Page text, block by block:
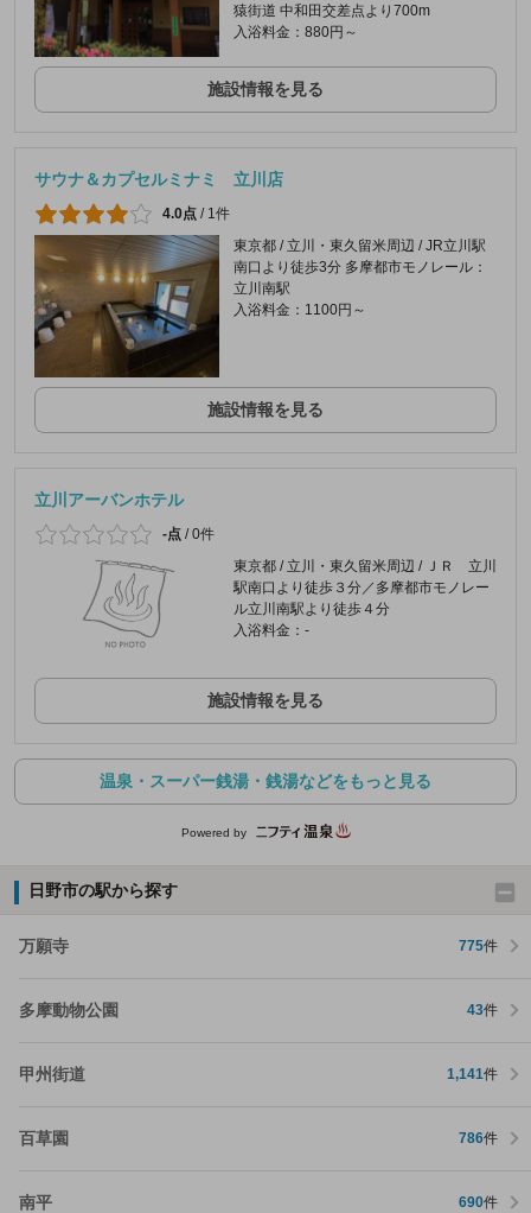
猿街道 中和田交差点より700m
入浴料金：880円～
施設情報を見る
サウナ＆カプセルミナミ 立川店
4.0点 / 1件
東京都 / 立川・東久留米周辺 / JR立川駅
南口より徒歩3分 多摩都市モノレール：
立川南駅
入浴料金：1100円～
施設情報を見る
立川アーバンホテル
-点 /0件
東京都 / 立川・東久留米周辺 / ＪＲ 立川
駅南口より徒歩３分／多摩都市モノレー
ル立川南駅より徒歩４分
入浴料金：-
施設情報を見る
温泉・スーパー銭湯・銭湯などをもっと見る
Powered by
日野市の駅から探す
万願寺 775件
多摩動物公園 43件
甲州街道 1,141件
百草園 786件
南平 690件